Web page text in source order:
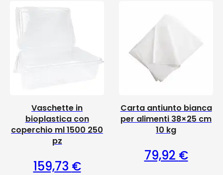
Vaschette in
bioplastica con
coperchio ml 1500 250
pz
159,73 €
Carta antiunto bianca
per alimenti 38×25 cm
10 kg
79,92 €